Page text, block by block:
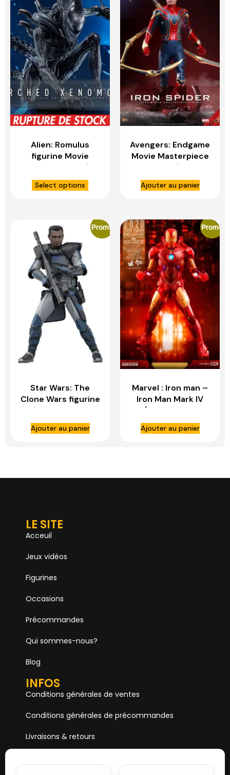
Alien: Romulus
figurine Movie
Masterpiece 1/6
Scorched
Xenomorph – HOT
Select options
Avengers: Endgame
Movie Masterpiece
figurine 1/6 Iron
Spider – HOT TOYS
Ajouter au panier
Promo
Star Wars: The
Clone Wars figurine
1/6 Arc Trooper
Fives – HOT TOYS
Ajouter au panier
Promo
Marvel : Iron man –
Iron Man Mark IV
(Holographic
Version) 1:6 Scale
Figure – HOT TOYS
Ajouter au panier
LE SITE
Acceuil
Jeux vidéos
Figurines
Occasions
Précommandes
Qui sommes-nous?
Blog
INFOS
Conditions générales de ventes
Conditions générales de précommandes
Livraisons & retours